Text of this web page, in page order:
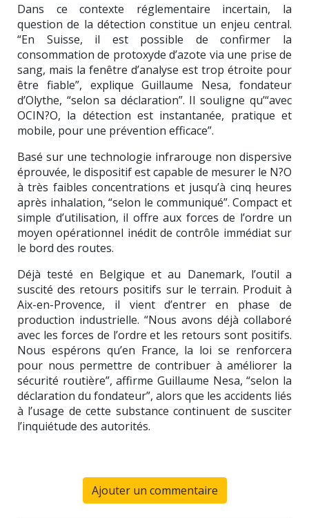
Dans ce contexte réglementaire incertain, la
question de la détection constitue un enjeu central.
“En Suisse, il est possible de confirmer la
consommation de protoxyde d’azote via une prise de
sang, mais la fenêtre d’analyse est trop étroite pour
être fiable”, explique Guillaume Nesa, fondateur
d’Olythe, “selon sa déclaration”. Il souligne qu’“avec
OCIN?O, la détection est instantanée, pratique et
mobile, pour une prévention efficace”.
Basé sur une technologie infrarouge non dispersive
éprouvée, le dispositif est capable de mesurer le N?O
à très faibles concentrations et jusqu’à cinq heures
après inhalation, “selon le communiqué”. Compact et
simple d’utilisation, il offre aux forces de l’ordre un
moyen opérationnel inédit de contrôle immédiat sur
le bord des routes.
Déjà testé en Belgique et au Danemark, l’outil a
suscité des retours positifs sur le terrain. Produit à
Aix-en-Provence, il vient d’entrer en phase de
production industrielle. “Nous avons déjà collaboré
avec les forces de l’ordre et les retours sont positifs.
Nous espérons qu’en France, la loi se renforcera
pour nous permettre de contribuer à améliorer la
sécurité routière”, affirme Guillaume Nesa, “selon la
déclaration du fondateur”, alors que les accidents liés
à l’usage de cette substance continuent de susciter
l’inquiétude des autorités.
Ajouter un commentaire